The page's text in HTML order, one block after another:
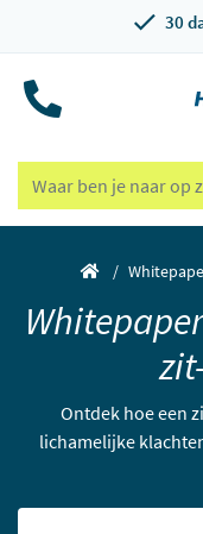
30
Ontdek hoe een
lichamelijke